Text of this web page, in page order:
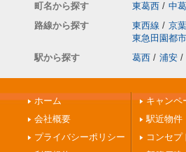
町名から探す
東葛西 / 中
路線から探す
東西線 / 京
東急田園都
駅から探す
葛西 / 浦安 /
ホーム
会社概要
プライバシーポリシー
キャンペ
駅近物件
コンセプ